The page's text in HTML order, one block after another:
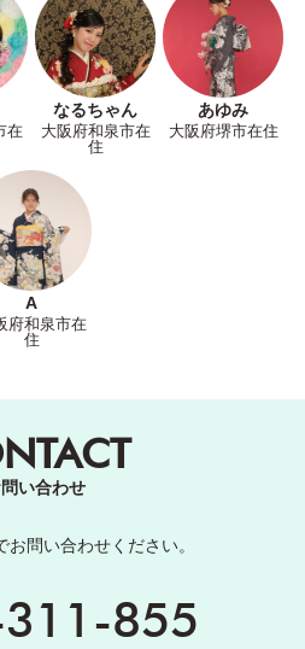
在
なるちゃん
大阪府和泉市在
住
あゆみ
大阪府堺市在住
A
府和泉市在
住
い合わせ
お問い合わせください。
855